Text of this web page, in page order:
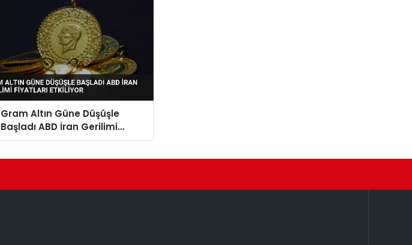
Gram Altın Güne Düşüşle
Başladı ABD İran Gerilimi
Fiyatları Etkiliyor